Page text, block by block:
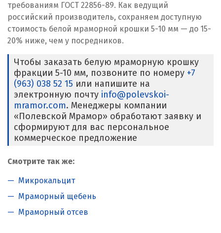
требованиям ГОСТ 22856-89. Как ведущий
российский производитель, сохраняем доступную
стоимость белой мраморной крошки 5-10 мм — до 15-
20% ниже, чем у посредников.
Чтобы заказать белую мраморную крошку
фракции 5-10 мм, позвоните по номеру +7
(963) 038 52 15 или напишите на
электронную почту info@polevskoi-
mramor.com. Менеджеры компании
«Полевской Мрамор» обработают заявку и
сформируют для вас персональное
коммерческое предложение
Смотрите так же:
Микрокальцит
Мраморный щебень
Мраморный отсев